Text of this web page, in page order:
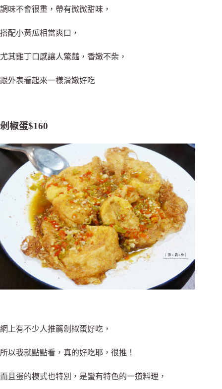
調味不會很重，帶有微微甜味，
搭配小黃瓜相當爽口，
尤其雞丁口感讓人驚豔，香嫩不柴，
跟外表看起來一樣滑嫩好吃
剁椒蛋$160
網上有不少人推薦剁椒蛋好吃，
所以我就點點看，真的好吃耶，很推！
而且蛋的模式也特別，是蠻有特色的一道料理，